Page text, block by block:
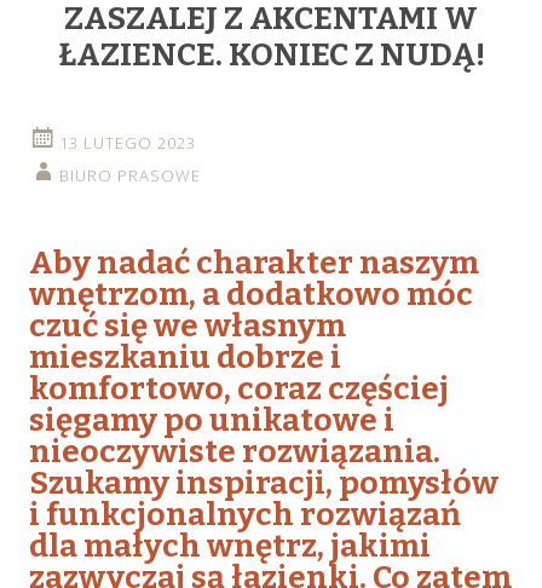
ZASZALEJ Z AKCENTAMI W
ŁAZIENCE. KONIEC Z NUDĄ!
13 LUTEGO 2023
BIURO PRASOWE
Aby nadać charakter naszym
wnętrzom, a dodatkowo móc
czuć się we własnym
mieszkaniu dobrze i
komfortowo, coraz częściej
sięgamy po unikatowe i
nieoczywiste rozwiązania.
Szukamy inspiracji, pomysłów
i funkcjonalnych rozwiązań
dla małych wnętrz, jakimi
zazwyczaj są łazienki. Co zatem